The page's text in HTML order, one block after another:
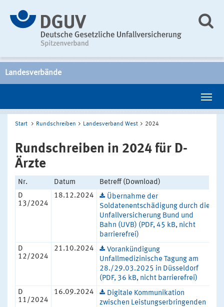
Landesverbände
Start Rundschreiben Landesverband West 2024
Rundschreiben in 2024 für D-
Ärzte
Nr. Datum
Betreff (Download)
D
13/2024
18.12.2024
Übernahme der
Soldatenentschädigung durch die
Unfallversicherung Bund und
Bahn (UVB) (PDF, 45 kB, nicht
barrierefrei)
D
12/2024
21.10.2024
Vorankündigung
Unfallmedizinische Tagung am
28./29.03.2025 in Düsseldorf
(PDF, 36 kB, nicht barrierefrei)
D
11/2024
16.09.2024
Digitale Kommunikation
zwischen Leistungserbringenden